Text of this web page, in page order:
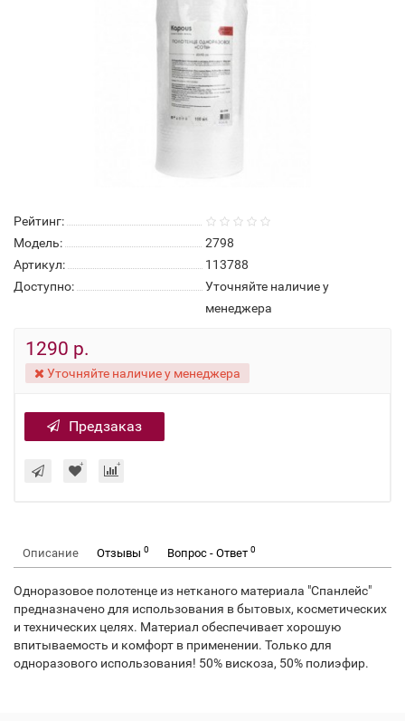
Рейтинг:
Модель:
2798
Артикул:
113788
Доступно:
Уточняйте наличие у
менеджера
1290 р.
Уточняйте наличие у менеджера
Предзаказ
Описание Отзывы 0 Вопрос - Ответ 0
Одноразовое полотенце из нетканого материала "Спанлейс"
предназначено для использования в бытовых, косметических
и технических целях. Материал обеспечивает хорошую
впитываемость и комфорт в применении. Только для
одноразового использования! 50% вискоза, 50% полиэфир.